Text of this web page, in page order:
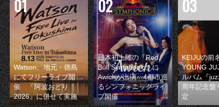
Watson、地元・徳島
にてフリーライブ開
催 『阿波おどり
2026』に併せて実施
日本初上陸の『Red
Bull Symphonic』に
Awichが出演 4都市巡
るシンフォニックライ
ブ開催
KEIJUの前
YOUNG
ルバム『
周年記念盤
定